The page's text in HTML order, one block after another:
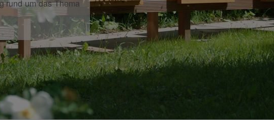
rund um das Thema